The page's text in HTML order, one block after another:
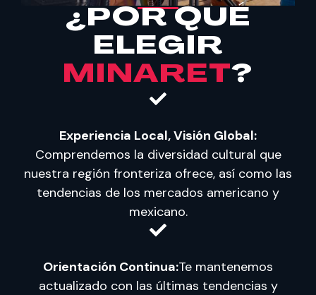
¿POR QUÉ
ELEGIR
MINARET?
Experiencia Local, Visión Global:
Comprendemos la diversidad cultural que
nuestra región fronteriza ofrece, así como las
tendencias de los mercados americano y
mexicano.
Orientación Continua:Te mantenemos
actualizado con las últimas tendencias y